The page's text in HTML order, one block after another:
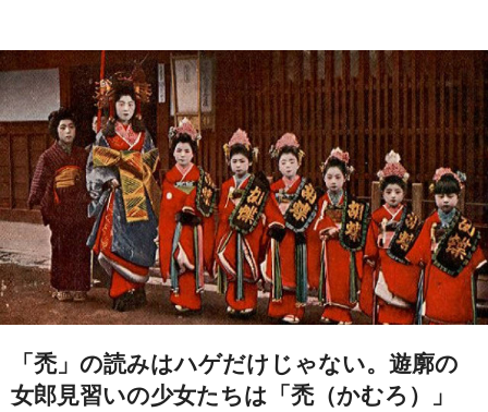
「禿」の読みはハゲだけじゃない。遊廓の
女郎見習いの少女たちは「禿（かむろ）」